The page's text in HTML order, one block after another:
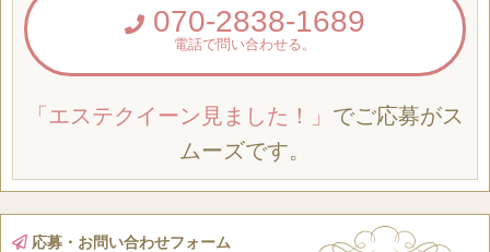
070-2838-1689
電話で問い合わせる。
「エステクイーン見ました！」 でご応募がス
ムーズです。
応募・お問い合わせフォーム